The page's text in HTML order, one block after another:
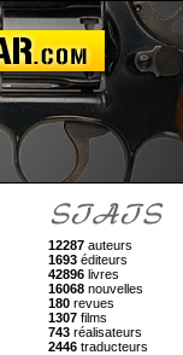
12287 auteurs
1693 éditeurs
42896 livres
16068 nouvelles
180 revues
1307 films
743 réalisateurs
2446 traducteurs